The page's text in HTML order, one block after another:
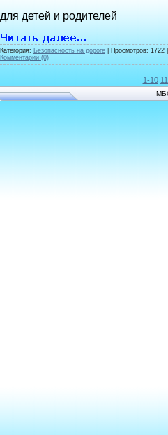
для детей и родителей
Категория: Безопасность на дороге | Просмотров:
Комментарии (0)
1-10